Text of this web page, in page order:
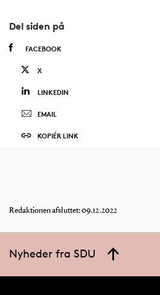
Del siden på
FACEBOOK
X
LINKEDIN
EMAIL
KOPIÉR LINK
Redaktionen afsluttet: 09.12.2022
Nyheder fra SDU